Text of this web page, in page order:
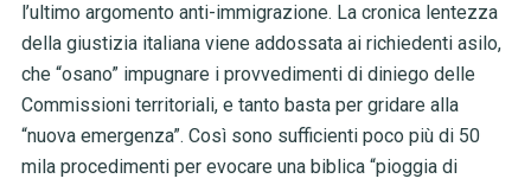
l’ultimo argomento anti-immigrazione. La cronica lentezza
della giustizia italiana viene addossata ai richiedenti asilo,
che “osano” impugnare i provvedimenti di diniego delle
Commissioni territoriali, e tanto basta per gridare alla
“nuova emergenza”. Così sono sufficienti poco più di 50
mila procedimenti per evocare una biblica “pioggia di